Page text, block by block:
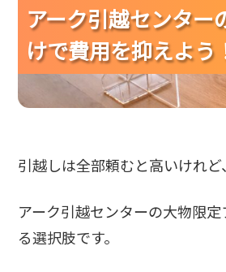
アーク引越センタ
けで費用を抑えよう
アーク引越センタ
けで費用を抑えよう
アーク引越センタ
けで費用を抑えよう
引越しは全部頼むと高いけれ
アーク引越センターの大物限
る選択肢です。